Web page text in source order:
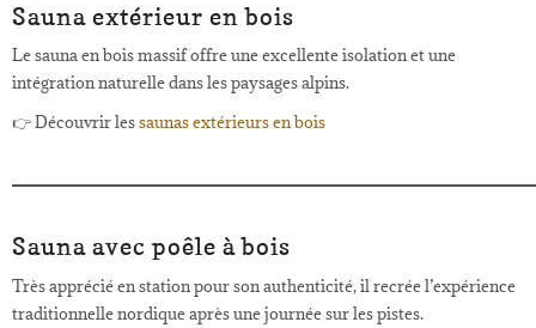
Sauna extérieur en bois
Le sauna en bois massif offre une excellente isolation et une
intégration naturelle dans les paysages alpins.
👉 Découvrir lessaunas extérieurs en bois
Sauna avec poêle à bois
Très apprécié en station pour son authenticité, il recrée l’expérience
traditionnelle nordique après une journée sur les pistes.